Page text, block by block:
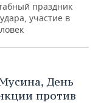
праздник
участие в
День
против